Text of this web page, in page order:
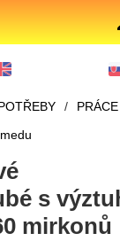
/
s
mirkonů